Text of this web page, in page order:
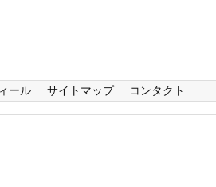
ール サイトマップ コンタクト